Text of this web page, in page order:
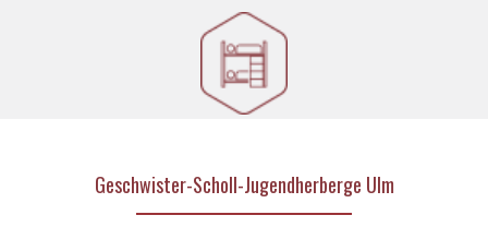
Geschwister-Scholl-Jugendherberge Ulm